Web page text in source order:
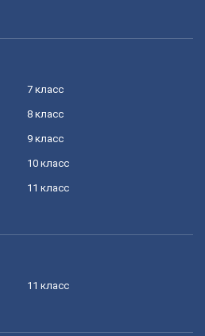
7 класс
8 класс
9 класс
10 класс
11 класс
11 класс